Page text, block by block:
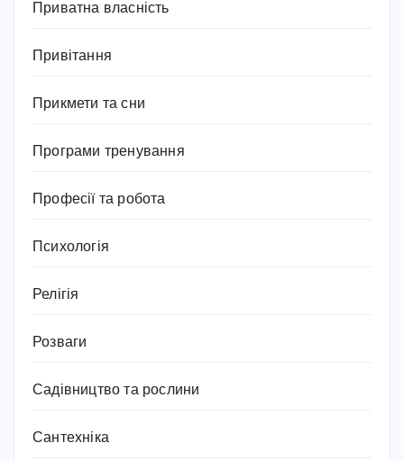
Приватна власність
Привітання
Прикмети та сни
Програми тренування
Професії та робота
Психологія
Релігія
Розваги
Садівництво та рослини
Сантехніка